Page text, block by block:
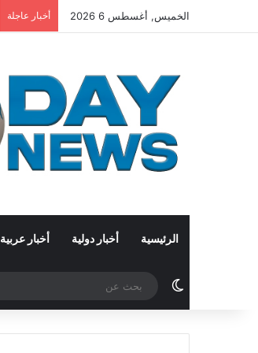
الخميس, أغسطس 6 2026 أخبار عاجلة
الرئيسية أخبار دولية أخبار عربية
الوضع المظلم